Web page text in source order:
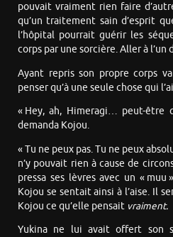
pouvait vraiment rien faire
qu’un traitement sain d’esprit
l’hôpital pourrait guérir les
corps par une sorcière. Aller à
Ayant repris son propre corps
penser qu’à une seule chose qui
« Hey, ah, Himeragi… peut-être
demanda Kojou.
« Tu ne peux pas. Tu ne peux
n’y pouvait rien à cause de
pressa ses lèvres avec un «
Kojou se sentait ainsi à l’aise. Il
Kojou ce qu’elle pensait vraiment.
Yukina ne lui avait offert son